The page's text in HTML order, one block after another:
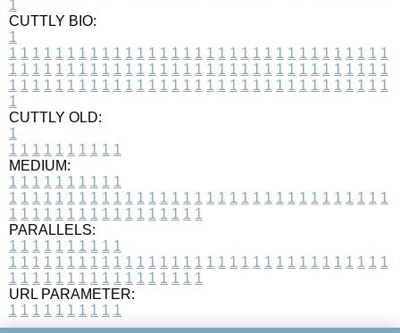
1
CUTTLY BIO:
1
1 1 1 1 1 1 1 1 1 1 1 1 1 1 1 1 1 1 1 1 1 1 1 1 1 1 1 1 1 1 1 1 1
1 1 1 1 1 1 1 1 1 1 1 1 1 1 1 1 1 1 1 1 1 1 1 1 1 1 1 1 1 1 1 1 1
1 1 1 1 1 1 1 1 1 1 1 1 1 1 1 1 1 1 1 1 1 1 1 1 1 1 1 1 1 1 1 1 1
1
CUTTLY OLD:
1
1 1 1 1 1 1 1 1 1 1
MEDIUM:
1 1 1 1 1 1 1 1 1 1
1 1 1 1 1 1 1 1 1 1 1 1 1 1 1 1 1 1 1 1 1 1 1 1 1 1 1 1 1 1 1 1 1
1 1 1 1 1 1 1 1 1 1 1 1 1 1 1 1 1
PARALLELS:
1 1 1 1 1 1 1 1 1 1
1 1 1 1 1 1 1 1 1 1 1 1 1 1 1 1 1 1 1 1 1 1 1 1 1 1 1 1 1 1 1 1 1
1 1 1 1 1 1 1 1 1 1 1 1 1 1 1 1 1
URL PARAMETER:
1 1 1 1 1 1 1 1 1 1